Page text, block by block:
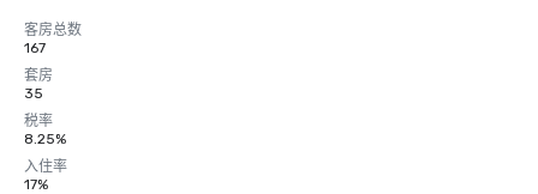
客房总数
167
套房
35
税率
8.25%
入住率
17%